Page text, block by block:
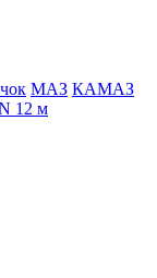
МАЗ КАМАЗ
12 м